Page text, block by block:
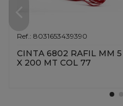
Ref.: 8031653439390
CINTA 6802 RAFIL MM 5
X 200 MT COL 77